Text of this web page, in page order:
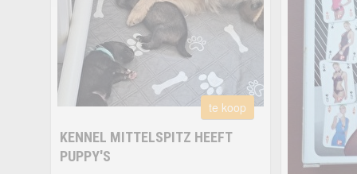
te koop
KENNEL MITTELSPITZ HEEFT
PUPPY'S